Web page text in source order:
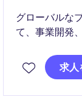
グローバルな
て、事業開発
の大手企業に
ティング、統
求人